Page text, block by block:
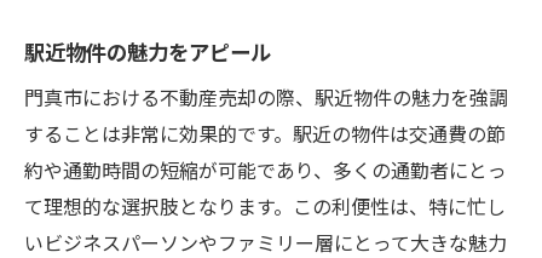
駅近物件の魅力をアピール
門真市における不動産売却の際、駅近物件の魅力を強調
することは非常に効果的です。駅近の物件は交通費の節
約や通勤時間の短縮が可能であり、多くの通勤者にとっ
て理想的な選択肢となります。この利便性は、特に忙し
いビジネスパーソンやファミリー層にとって大きな魅力